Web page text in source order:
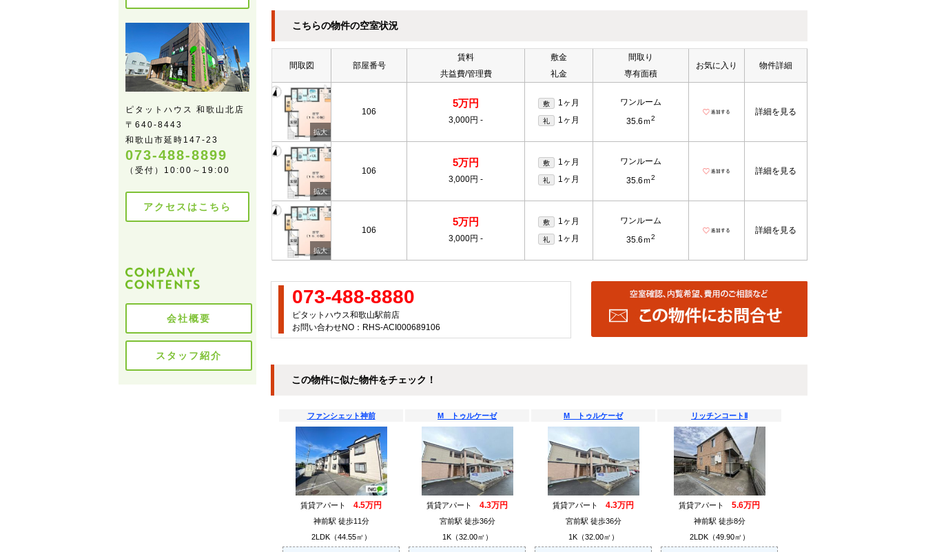
こちらの物件の空室状況
間取図 部屋番号
賃料
共益費/管理費
敷金
礼金
間取り
専有面積
お気に入り 物件詳細
106
5万円
3,000円 -
敷 1ヶ月
礼 1ヶ月
ワンルーム
35.6ｍ2
詳細を見る
106
5万円
3,000円 -
敷 1ヶ月
礼 1ヶ月
ワンルーム
35.6ｍ2
詳細を見る
106
5万円
3,000円 -
敷 1ヶ月
礼 1ヶ月
ワンルーム
35.6ｍ2
詳細を見る
073-488-8880
ピタットハウス和歌山駅前店
お問い合わせNO：RHS-ACI000689106
この物件に似た物件をチェック！
ファンシェット神前
賃貸アパート 4.5万円
神前駅 徒歩11分
2LDK（44.55㎡）
M トゥルケーゼ
賃貸アパート 4.3万円
宮前駅 徒歩36分
1K（32.00㎡）
M トゥルケーゼ
賃貸アパート 4.3万円
宮前駅 徒歩36分
1K（32.00㎡）
リッチンコートⅡ
賃貸アパート 5.6万円
神前駅 徒歩8分
2LDK（49.90㎡）
ピタットハウス 和歌山北店
〒640-8443
和歌山市延時147-23
073-488-8899
（受付）10:00～19:00
アクセスはこちら
会社概要
スタッフ紹介